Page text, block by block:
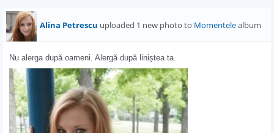
Alina Petrescu uploaded 1 new photo to Momentelealbum
Nu alerga după oameni. Alergă după liniștea ta.